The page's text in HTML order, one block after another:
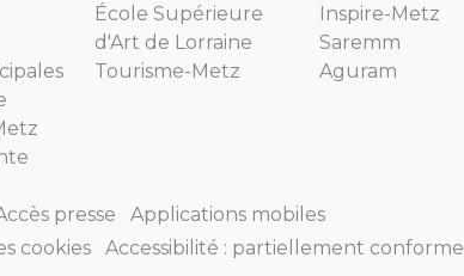
École Supérieure
d'Art de Lorraine
Tourisme-Metz
Inspire-Metz
Saremm
Aguram
presse
Applications mobiles
cookies Accessibilité : partiellement conforme